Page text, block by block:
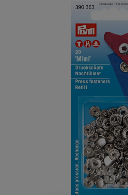
Bildergalerie überspringen